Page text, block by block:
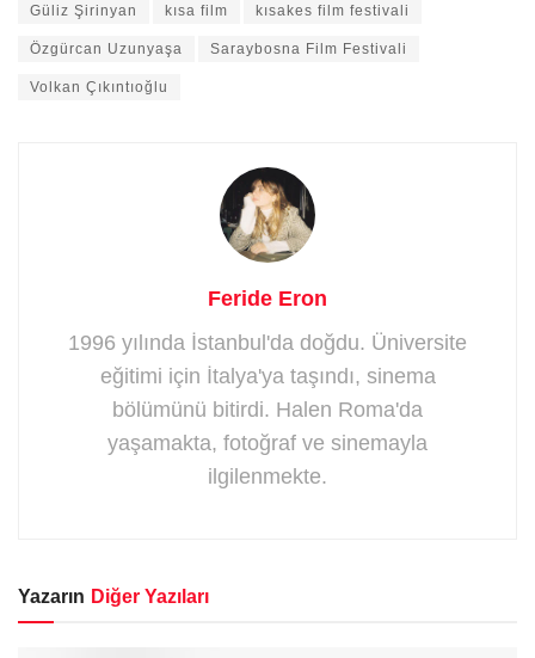
Güliz Şirinyan kısa film kısakes film festivali
Özgürcan Uzunyaşa Saraybosna Film Festivali
Volkan Çıkıntıoğlu
Feride Eron
1996 yılında İstanbul'da doğdu. Üniversite
eğitimi için İtalya'ya taşındı, sinema
bölümünü bitirdi. Halen Roma'da
yaşamakta, fotoğraf ve sinemayla
ilgilenmekte.
Yazarın Diğer Yazıları